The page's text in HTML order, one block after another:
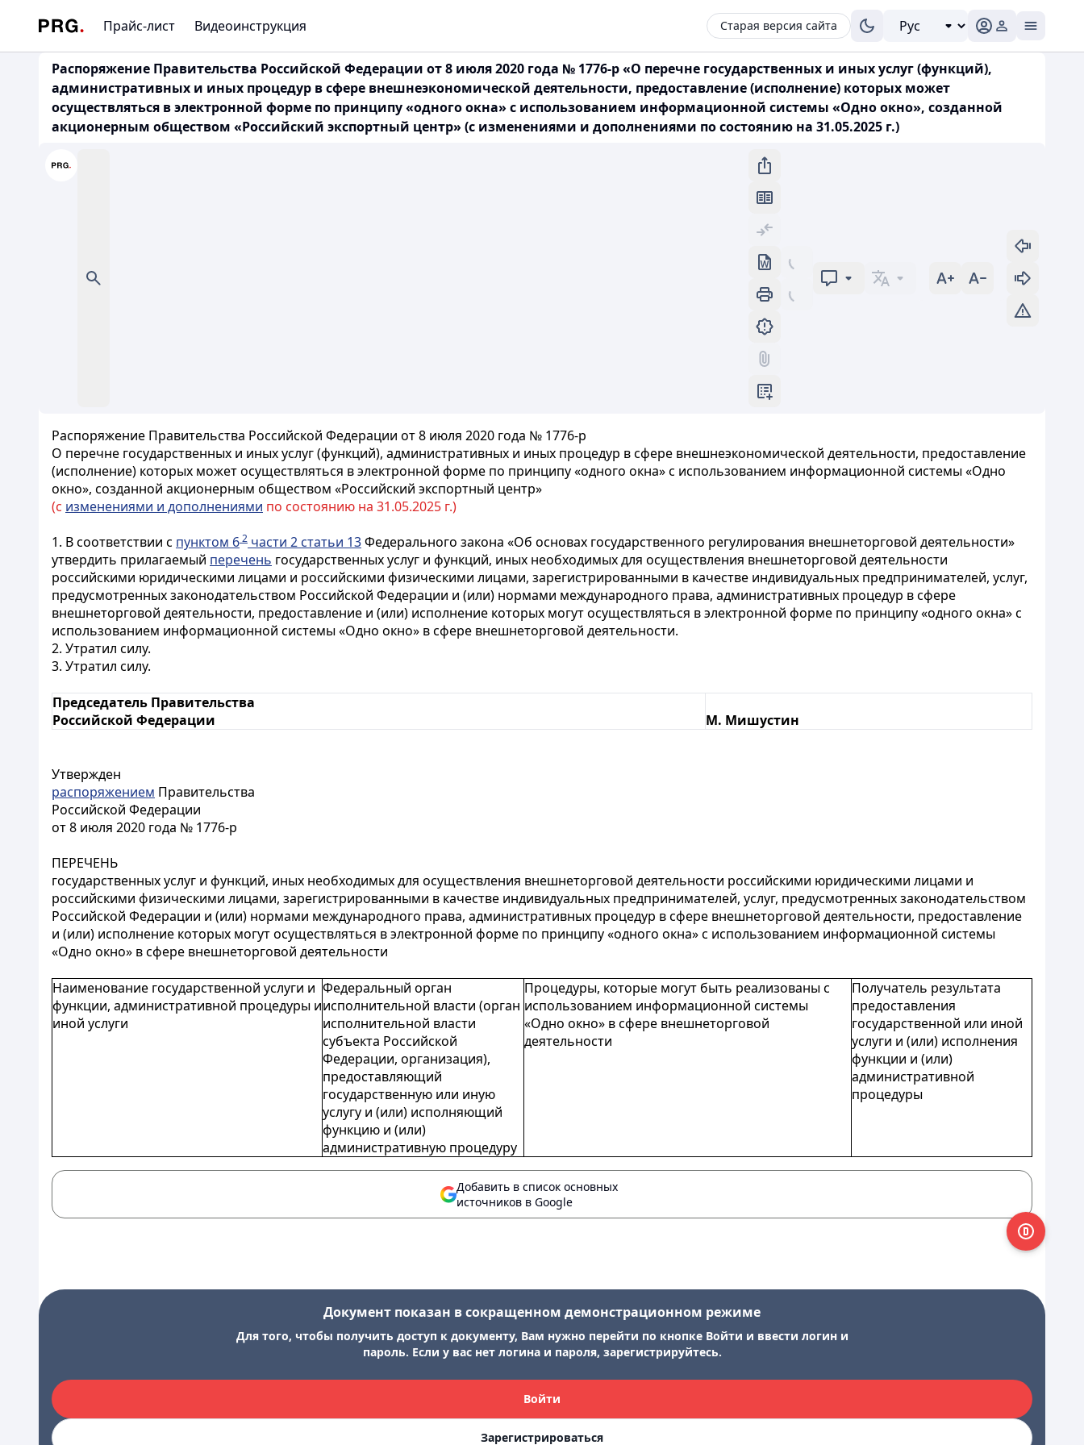
Прайс-лист Видеоинструкция Старая версия сайта
Распоряжение Правительства Российской Федерации от 8 июля 2020 года № 1776-р «О перечне государственных и иных услуг (функций),
административных и иных процедур в сфере внешнеэкономической деятельности, предоставление (исполнение) которых может
осуществляться в электронной форме по принципу «одного окна» с использованием информационной системы «Одно окно», созданной
акционерным обществом «Российский экспортный центр» (с изменениями и дополнениями по состоянию на 31.05.2025 г.)
Распоряжение Правительства Российской Федерации от 8 июля 2020 года № 1776-р
О перечне государственных и иных услуг (функций), административных и иных процедур в сфере внешнеэкономической деятельности, предоставление
(исполнение) которых может осуществляться в электронной форме по принципу «одного окна» с использованием информационной системы «Одно
окно», созданной акционерным обществом «Российский экспортный центр»
(с изменениями и дополнениями по состоянию на 31.05.2025 г.)
1. В соответствии с пунктом 62 части 2 статьи 13Федерального закона «Об основах государственного регулирования внешнеторговой деятельности»
утвердить прилагаемый перечень государственных услуг и функций, иных необходимых для осуществления внешнеторговой деятельности
российскими юридическими лицами и российскими физическими лицами, зарегистрированными в качестве индивидуальных предпринимателей, услуг,
предусмотренных законодательством Российской Федерации и (или) нормами международного права, административных процедур в сфере
внешнеторговой деятельности, предоставление и (или) исполнение которых могут осуществляться в электронной форме по принципу «одного окна» с
использованием информационной системы «Одно окно» в сфере внешнеторговой деятельности.
2. Утратил силу.
3. Утратил силу.
Председатель Правительства
Российской Федерации
М. Мишустин
Утвержден
распоряжением Правительства
Российской Федерации
от 8 июля 2020 года № 1776-р
ПЕРЕЧЕНЬ
государственных услуг и функций, иных необходимых для осуществления внешнеторговой деятельности российскими юридическими лицами и
российскими физическими лицами, зарегистрированными в качестве индивидуальных предпринимателей, услуг, предусмотренных законодательством
Российской Федерации и (или) нормами международного права, административных процедур в сфере внешнеторговой деятельности, предоставление
и (или) исполнение которых могут осуществляться в электронной форме по принципу «одного окна» с использованием информационной системы
«Одно окно» в сфере внешнеторговой деятельности
Наименование государственной услуги и
функции, административной процедуры и
иной услуги
Федеральный орган
исполнительной власти (орган
исполнительной власти
субъекта Российской
Федерации, организация),
предоставляющий
государственную или иную
услугу и (или) исполняющий
функцию и (или)
административную процедуру
Процедуры, которые могут быть реализованы с
использованием информационной системы
«Одно окно» в сфере внешнеторговой
деятельности
Получатель результата
предоставления
государственной или иной
услуги и (или) исполнения
функции и (или)
административной
процедуры
Добавить в список основных
источников в Google
Документ показан в сокращенном демонстрационном режиме
Для того, чтобы получить доступ к документу, Вам нужно перейти по кнопке Войти и ввести логин и
пароль. Если у вас нет логина и пароля, зарегистрируйтесь.
Войти
Зарегистрироваться